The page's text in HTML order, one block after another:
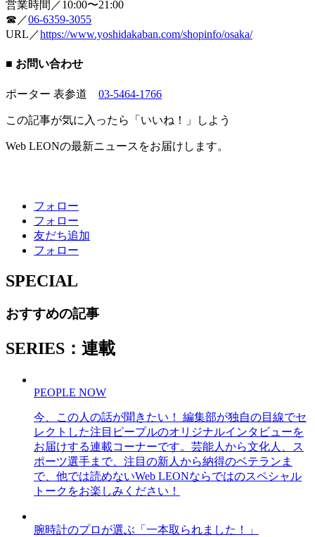
営業時間／10:00〜21:00
☎︎／06-6359-3055
URL／https://www.yoshidakaban.com/shopinfo/osaka/
■ お問い合わせ
ポーター 表参道 03-5464-1766
この記事が気に入ったら「いいね！」しよう
Web LEONの最新ニュースをお届けします。
フォロー
フォロー
友だち追加
フォロー
SPECIAL
おすすめの記事
SERIES：連載
PEOPLE NOW
今、この人の話が聞きたい！ 編集部が独自の目線でセ
レクトした注目ピープルのオリジナルインタビューを
お届けする連載コーナーです。芸能人から文化人、ス
ポーツ選手まで、注目の新人から納得のベテランま
で、他では読めないWeb LEONならではのスペシャル
トークをお楽しみください！
腕時計のプロが選ぶ「一本取られました！」